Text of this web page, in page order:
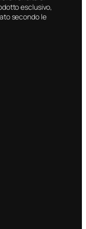
esclusivo,
secondo le